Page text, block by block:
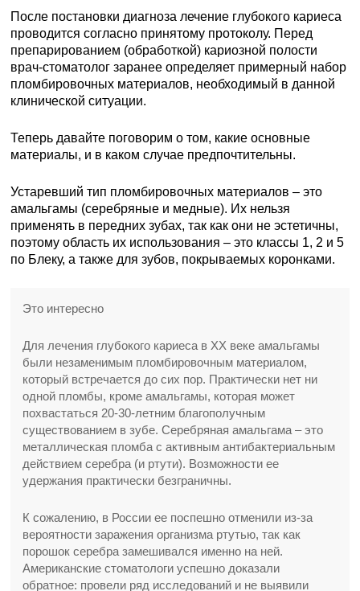
После постановки диагноза лечение глубокого кариеса
проводится согласно принятому протоколу. Перед
препарированием (обработкой) кариозной полости
врач-стоматолог заранее определяет примерный набор
пломбировочных материалов, необходимый в данной
клинической ситуации.
Теперь давайте поговорим о том, какие основные
материалы, и в каком случае предпочтительны.
Устаревший тип пломбировочных материалов – это
амальгамы (серебряные и медные). Их нельзя
применять в передних зубах, так как они не эстетичны,
поэтому область их использования – это классы 1, 2 и 5
по Блеку, а также для зубов, покрываемых коронками.
Это интересно
Для лечения глубокого кариеса в XX веке амальгамы
были незаменимым пломбировочным материалом,
который встречается до сих пор. Практически нет ни
одной пломбы, кроме амальгамы, которая может
похвастаться 20-30-летним благополучным
существованием в зубе. Серебряная амальгама – это
металлическая пломба с активным антибактериальным
действием серебра (и ртути). Возможности ее
удержания практически безграничны.
К сожалению, в России ее поспешно отменили из-за
вероятности заражения организма ртутью, так как
порошок серебра замешивался именно на ней.
Американские стоматологи успешно доказали
обратное: провели ряд исследований и не выявили